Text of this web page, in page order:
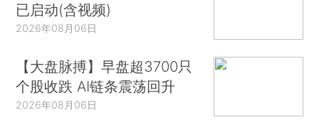
已启动(含视频)
2026年08月06日
【大盘脉搏】早盘超3700只
个股收跌 AI链条震荡回升
2026年08月06日